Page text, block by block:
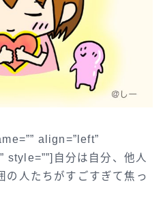
align=”left”
style=””]自分は自分、他人
の人たちがすごすぎて焦っ